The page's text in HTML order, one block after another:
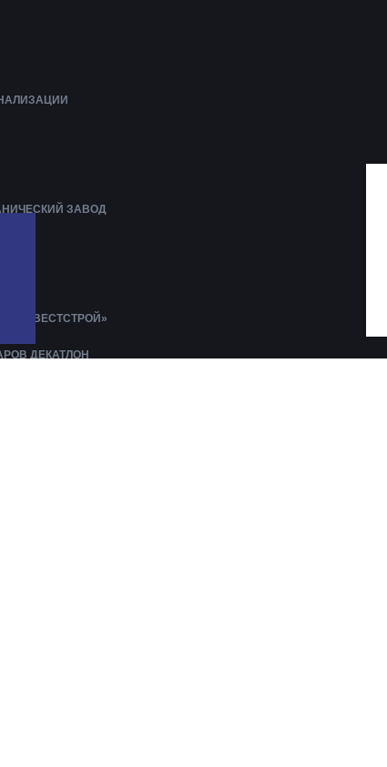
ЗАВОД
«ИНВЕСТСТРОЙ»
ДЕКАТЛОН